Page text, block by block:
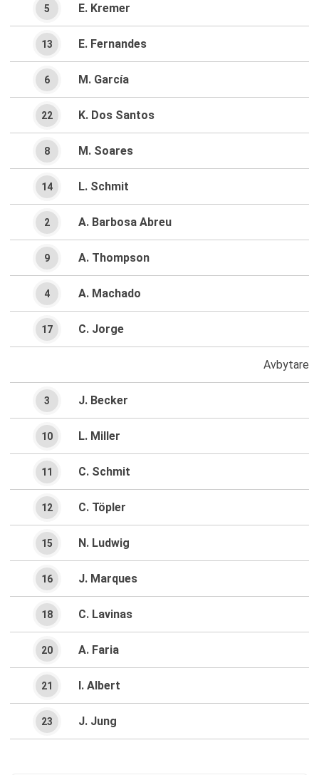
E. Kremer
5
E. Fernandes
13
M. García
6
K. Dos Santos
22
M. Soares
8
L. Schmit
14
A. Barbosa Abreu
2
A. Thompson
9
A. Machado
4
C. Jorge
17
Avbytare
J. Becker
3
L. Miller
10
C. Schmit
11
C. Töpler
12
N. Ludwig
15
J. Marques
16
C. Lavinas
18
A. Faria
20
I. Albert
21
J. Jung
23